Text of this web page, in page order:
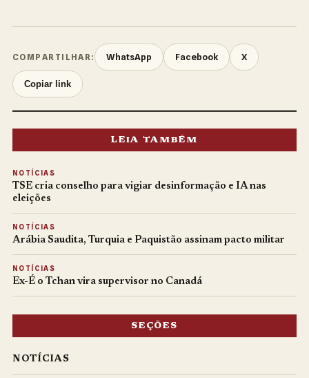
COMPARTILHAR: WhatsApp Facebook X
Copiar link
LEIA TAMBÉM
NOTÍCIAS
TSE cria conselho para vigiar desinformação e IA nas
eleições
NOTÍCIAS
Arábia Saudita, Turquia e Paquistão assinam pacto militar
NOTÍCIAS
Ex-É o Tchan vira supervisor no Canadá
SEÇÕES
NOTÍCIAS